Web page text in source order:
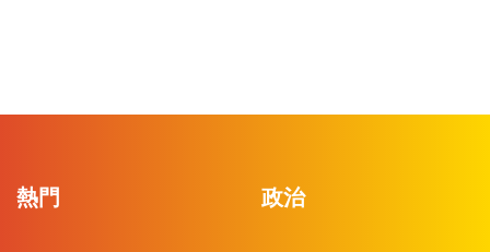
熱門 政治